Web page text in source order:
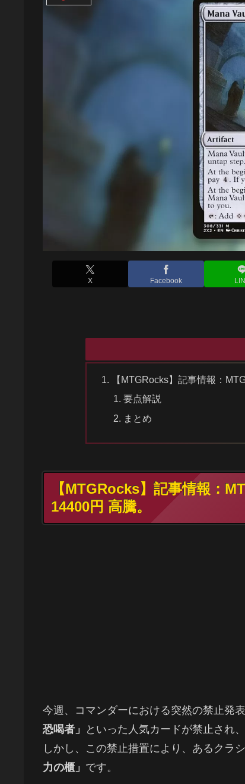
X Facebook
【MTGRocks】記事情報：
要点解説
まとめ
【MTGRocks】記事情報：
14400円 高騰。
今週、コマンダーにおける突然の禁止発表
恐喝者」
といった人気カードが禁止され
しかし、この禁止措置により、あるクラ
力の櫃」 です。